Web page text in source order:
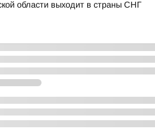
области выходит в страны СНГ